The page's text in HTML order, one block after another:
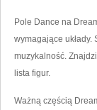
Pole Dance na
wymagające
muzykalność.
lista figur.
Ważną częścią